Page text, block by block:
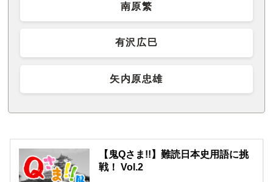
南原繁
有沢広巳
矢内原忠雄
【鬼Qさま!!】難読日本史用語に挑
戦！ Vol.2